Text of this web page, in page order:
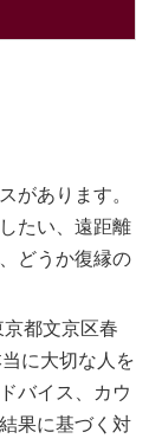
があります。
たい、遠距離
どうか復縁の
都文京区春
に大切な人を
バイス、カウ
果に基づく対